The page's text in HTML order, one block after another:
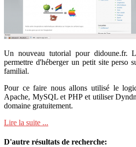
Un nouveau tutorial pour didoune.fr.
permettre d'héberger un petit site perso
familial.
Pour ce faire nous allons utilisé le
Apache, MySQL et PHP et utiliser
domaine gratuitement.
Lire la suite ...
D'autre résultats de recherche: